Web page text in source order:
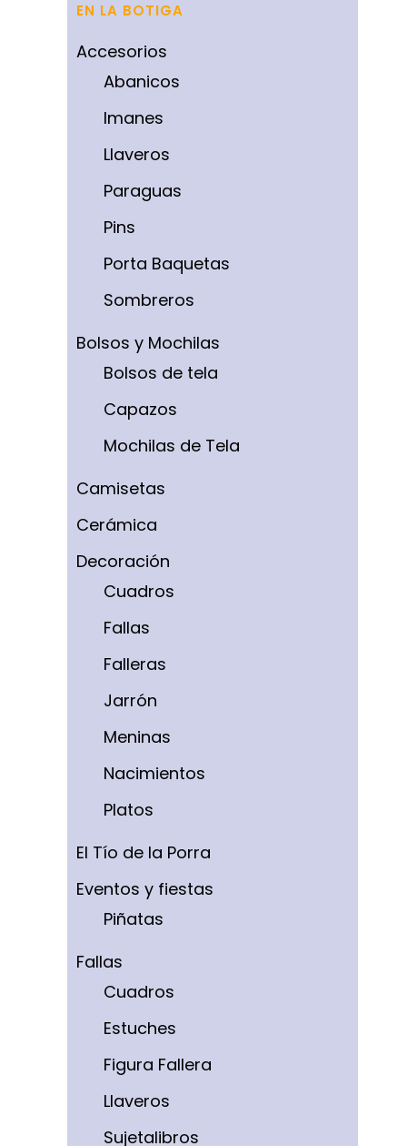
EN LA BOTIGA
Accesorios
Abanicos
Imanes
Llaveros
Paraguas
Pins
Porta Baquetas
Sombreros
Bolsos y Mochilas
Bolsos de tela
Capazos
Mochilas de Tela
Camisetas
Cerámica
Decoración
Cuadros
Fallas
Falleras
Jarrón
Meninas
Nacimientos
Platos
El Tío de la Porra
Eventos y fiestas
Piñatas
Fallas
Cuadros
Estuches
Figura Fallera
Llaveros
Sujetalibros